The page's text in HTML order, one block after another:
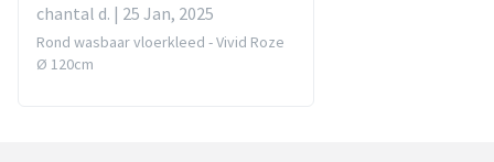
chantal d. | 25 Jan, 2025
Rond wasbaar vloerkleed - Vivid Roze
Ø 120cm